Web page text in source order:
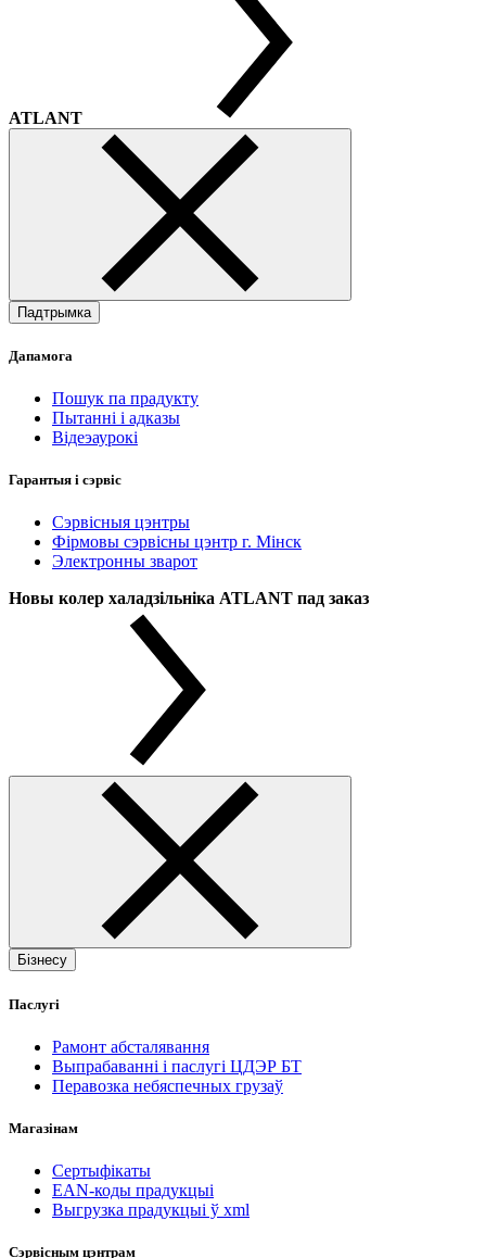
ATLANT
Падтрымка
Дапамога
Пошук па прадукту
Пытанні і адказы
Відеэаурокі
Гарантыя і сэрвіс
Сэрвісныя цэнтры
Фірмовы сэрвісны цэнтр г. Мінск
Электронны зварот
Новы колер халадзільніка ATLANT пад заказ
Бізнесу
Паслугі
Рамонт абсталявання
Выпрабаванні і паслугі ЦДЭР БТ
Перавозка небяспечных грузаў
Магазінам
Сертыфікаты
EAN-коды прадукцыі
Выгрузка прадукцыі ў xml
Сэрвісным цэнтрам